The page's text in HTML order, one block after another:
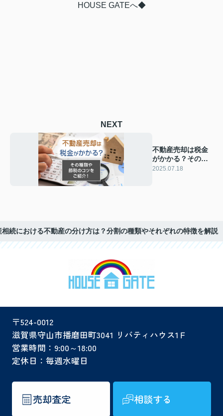
HOUSE GATEへ◆
NEXT
不動産売却は税金
がかかる？その種
類や節税のコツを
2025.07.18
相続における不動産の分け方は？分割の種類やそれぞれの特徴を解説
〒524-0012
滋賀県守山市播磨田町3041 リバティハウス1Ｆ
営業時間：9:00～18:00
定休日：毎週水曜日
売却査定 相談する